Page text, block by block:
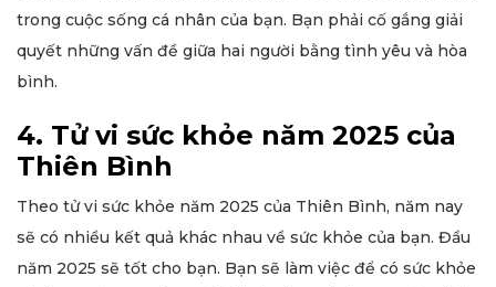
trong cuộc sống cá nhân của bạn. Bạn phải cố gắng giải
quyết những vấn đề giữa hai người bằng tình yêu và hòa
bình.
4. Tử vi sức khỏe năm 2025 của
Thiên Bình
Theo tử vi sức khỏe năm 2025 của Thiên Bình, năm nay
sẽ có nhiều kết quả khác nhau về sức khỏe của bạn. Đầu
năm 2025 sẽ tốt cho bạn. Bạn sẽ làm việc để có sức khỏe